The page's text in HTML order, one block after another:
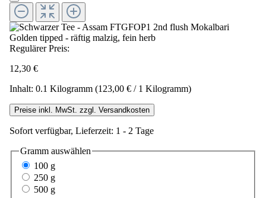
Regulärer Preis:
12,30 €
Inhalt: 0.1 Kilogramm (123,00 € / 1 Kilogramm)
Preise inkl. MwSt. zzgl. Versandkosten
Sofort verfügbar, Lieferzeit: 1 - 2 Tage
Gramm auswählen
100 g
250 g
500 g